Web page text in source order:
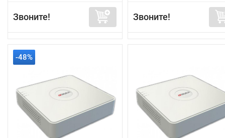
Звоните! Звоните!
-48%